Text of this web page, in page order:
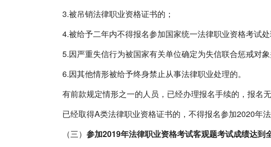
3.被吊销法律职业资格证书的；
4.被给予二年内不得报名参加国家统一法律职业资格考试
5.因严重失信行为被国家有关单位确定为失信联合惩戒对
6.因其他情形被给予终身禁止从事法律职业处理的。
有前款规定情形之一的人员，已经办理报名手续的，报名无
已经取得A类法律职业资格证书的，不得报名参加2020年
（三） 参加2019年法律职业资格考试客观题考试成绩达到